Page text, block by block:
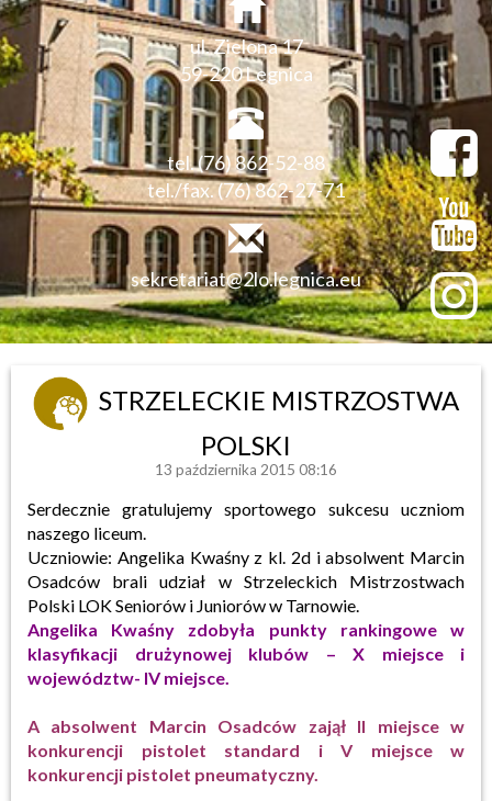
ul. Zielona 17
59-220 Legnica
tel. (76) 862-52-88
tel./fax. (76) 862-27-71
sekretariat@2lo.legnica.eu
STRZELECKIE MISTRZOSTWA
POLSKI
13 października 2015 08:16
Serdecznie gratulujemy sportowego sukcesu uczniom
naszego liceum.
Uczniowie: Angelika Kwaśny z kl. 2d i absolwent Marcin
Osadców brali udział w Strzeleckich Mistrzostwach
Polski LOK Seniorów i Juniorów w Tarnowie.
Angelika Kwaśny zdobyła punkty rankingowe w
klasyfikacji drużynowej klubów – X miejsce i
województw- IV miejsce.
A absolwent Marcin Osadców zajął II miejsce w
konkurencji pistolet standard i V miejsce w
konkurencji pistolet pneumatyczny.